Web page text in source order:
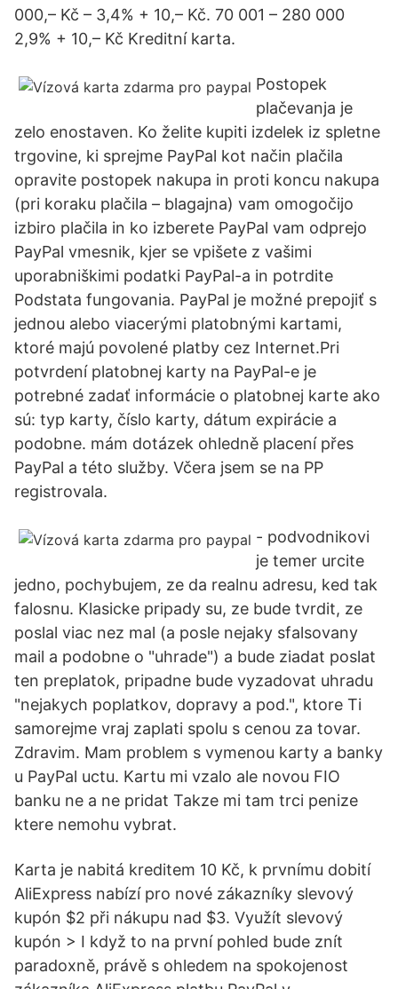
000,– Kč – 3,4% + 10,– Kč. 70 001 – 280 000
2,9% + 10,– Kč Kreditní karta.
Postopek
plačevanja je
zelo enostaven. Ko želite kupiti izdelek iz spletne
trgovine, ki sprejme PayPal kot način plačila
opravite postopek nakupa in proti koncu nakupa
(pri koraku plačila – blagajna) vam omogočijo
izbiro plačila in ko izberete PayPal vam odprejo
PayPal vmesnik, kjer se vpišete z vašimi
uporabniškimi podatki PayPal-a in potrdite
Podstata fungovania. PayPal je možné prepojiť s
jednou alebo viacerými platobnými kartami,
ktoré majú povolené platby cez Internet.Pri
potvrdení platobnej karty na PayPal-e je
potrebné zadať informácie o platobnej karte ako
sú: typ karty, číslo karty, dátum expirácie a
podobne. mám dotázek ohledně placení přes
PayPal a této služby. Včera jsem se na PP
registrovala.
- podvodnikovi
je temer urcite
jedno, pochybujem, ze da realnu adresu, ked tak
falosnu. Klasicke pripady su, ze bude tvrdit, ze
poslal viac nez mal (a posle nejaky sfalsovany
mail a podobne o "uhrade") a bude ziadat poslat
ten preplatok, pripadne bude vyzadovat uhradu
"nejakych poplatkov, dopravy a pod.", ktore Ti
samorejme vraj zaplati spolu s cenou za tovar.
Zdravim. Mam problem s vymenou karty a banky
u PayPal uctu. Kartu mi vzalo ale novou FIO
banku ne a ne pridat Takze mi tam trci penize
ktere nemohu vybrat.
Karta je nabitá kreditem 10 Kč, k prvnímu dobití
AliExpress nabízí pro nové zákazníky slevový
kupón $2 při nákupu nad $3. Využít slevový
kupón > I když to na první pohled bude znít
paradoxně, právě s ohledem na spokojenost